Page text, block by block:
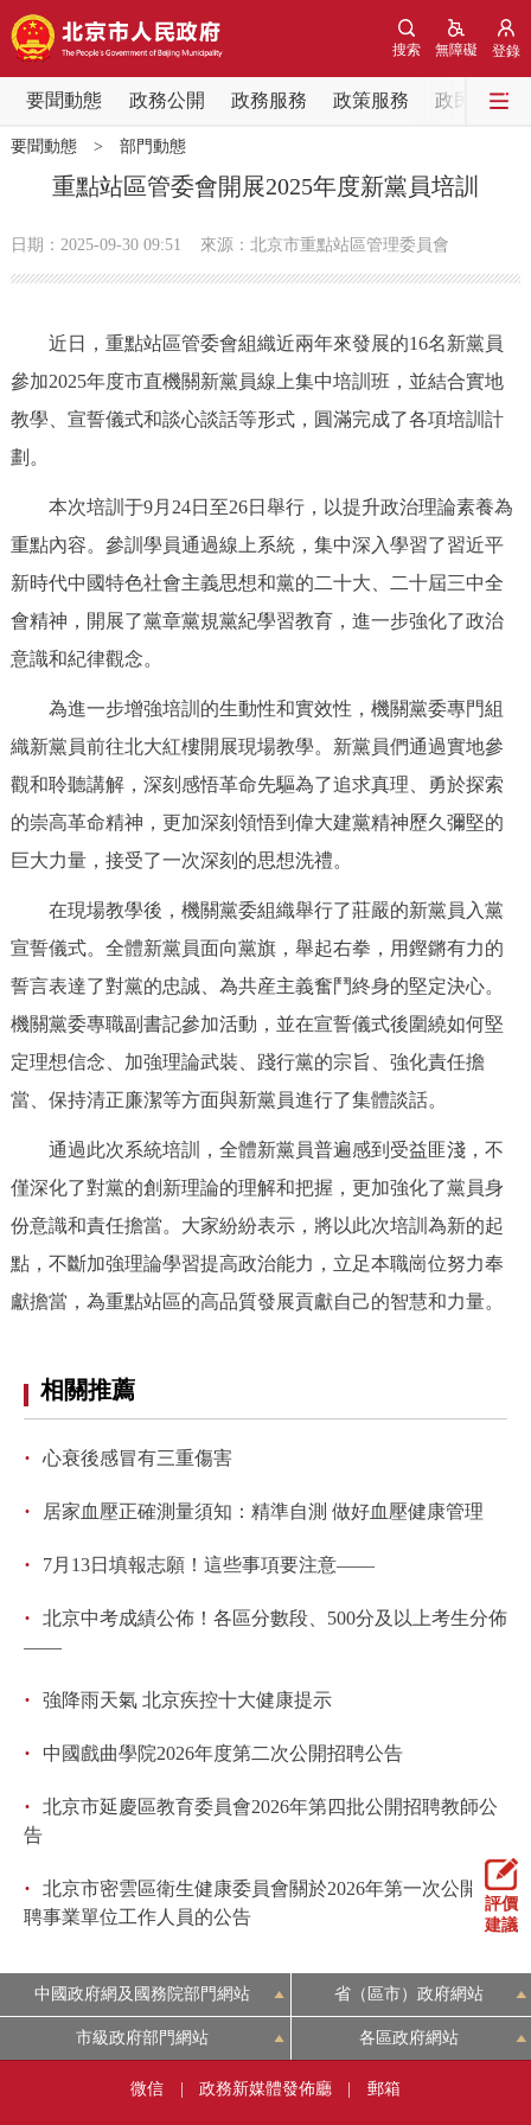
登錄
無障礙
搜索
要聞動態 政務公開 政務服務 政策服務 政民互動
要聞動態
黨中央精神
政務公開
市領導 機構職能 政策服務
決策公開
政務服務
便民服務 利企服務 投資項目
仲介服務 陽光政務
12345網上接訴即辦 我要諮詢 我要建議
參與調查 線上訪談 圖説互動
走進北京
多語種
DEUTSCH
ESPAÑOL
回到頂部
要聞動態> 部門動態
重點站區管委會開展2025年度新黨員培訓
日期：2025-09-30 09:51 來源：北京市重點站區管理委員會
近日，重點站區管委會組織近兩年來發展的16名新黨員
參加2025年度市直機關新黨員線上集中培訓班，並結合實地
教學、宣誓儀式和談心談話等形式，圓滿完成了各項培訓計
劃。
本次培訓于9月24日至26日舉行，以提升政治理論素養為
重點內容。參訓學員通過線上系統，集中深入學習了習近平
新時代中國特色社會主義思想和黨的二十大、二十屆三中全
會精神，開展了黨章黨規黨紀學習教育，進一步強化了政治
意識和紀律觀念。
為進一步增強培訓的生動性和實效性，機關黨委專門組
織新黨員前往北大紅樓開展現場教學。新黨員們通過實地參
觀和聆聽講解，深刻感悟革命先驅為了追求真理、勇於探索
的崇高革命精神，更加深刻領悟到偉大建黨精神歷久彌堅的
巨大力量，接受了一次深刻的思想洗禮。
在現場教學後，機關黨委組織舉行了莊嚴的新黨員入黨
宣誓儀式。全體新黨員面向黨旗，舉起右拳，用鏗鏘有力的
誓言表達了對黨的忠誠、為共産主義奮鬥終身的堅定決心。
機關黨委專職副書記參加活動，並在宣誓儀式後圍繞如何堅
定理想信念、加強理論武裝、踐行黨的宗旨、強化責任擔
當、保持清正廉潔等方面與新黨員進行了集體談話。
通過此次系統培訓，全體新黨員普遍感到受益匪淺，不
僅深化了對黨的創新理論的理解和把握，更加強化了黨員身
份意識和責任擔當。大家紛紛表示，將以此次培訓為新的起
點，不斷加強理論學習提高政治能力，立足本職崗位努力奉
獻擔當，為重點站區的高品質發展貢獻自己的智慧和力量。
相關推薦
· 心衰後感冒有三重傷害
· 居家血壓正確測量須知：精準自測 做好血壓健康管理
· 7月13日填報志願！這些事項要注意——
·
北京中考成績公佈！各區分數段、500分及以上考生分佈
——
· 強降雨天氣 北京疾控十大健康提示
· 中國戲曲學院2026年度第二次公開招聘公告
·
北京市延慶區教育委員會2026年第四批公開招聘教師公
告
·
北京市密雲區衛生健康委員會關於2026年第一次公開招
聘事業單位工作人員的公告
評價
建議
中國政府網及國務院部門網站 省（區市）政府網站
市級政府部門網站 各區政府網站
微信 政務新媒體發佈廳 郵箱